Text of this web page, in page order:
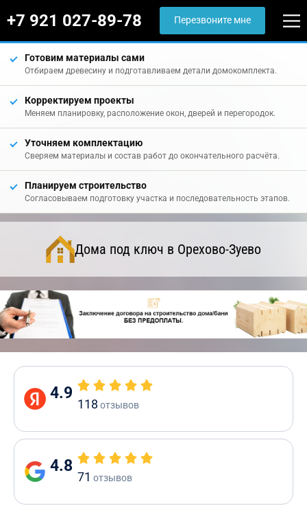
+7 921 027-89-78 Перезвоните мне
Готовим материалы сами
Отбираем древесину и подготавливаем детали домокомплекта.
Корректируем проекты
Меняем планировку, расположение окон, дверей и перегородок.
Уточняем комплектацию
Сверяем материалы и состав работ до окончательного расчёта.
Планируем строительство
Согласовываем подготовку участка и последовательность этапов.
Дома под ключ в Орехово-Зуево
4.9
118 отзывов
4.8
71 отзывов